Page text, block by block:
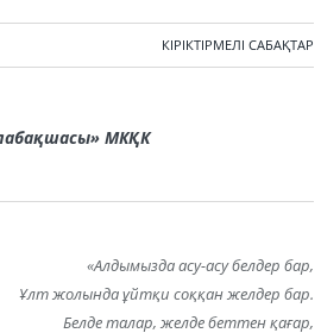
КІРІКТІРМЕЛІ САБАҚТАР
МКҚК
«Алдымызда асу-асу белдер бар,
Ұлт жолында ұйтқи соққан желдер бар.
Белде талар, желде беттен қағар,